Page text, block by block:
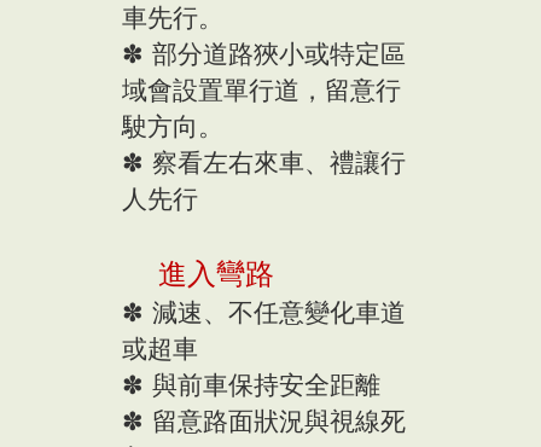
車先行。
✽ 部分道路狹小或特定區
域會設置單行道，留意行
駛方向。
✽ 察看左右來車、禮讓行
人先行
進入彎路
✽ 減速、不任意變化車道
或超車
✽ 與前車保持安全距離
✽ 留意路面狀況與視線死